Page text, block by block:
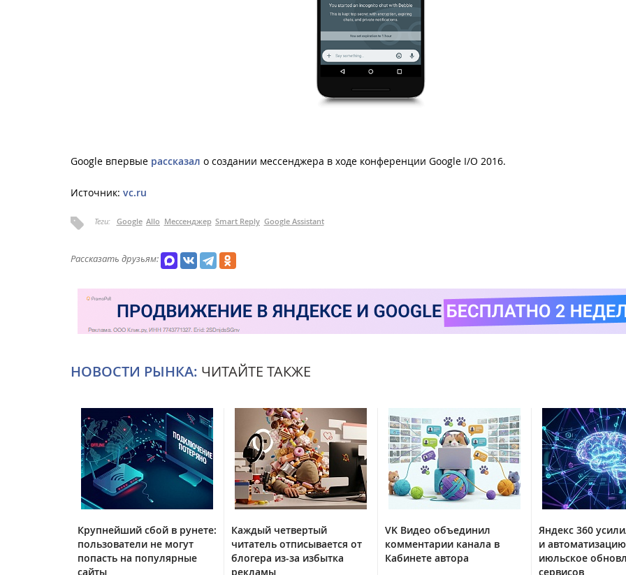
Google впервые рассказал о создании мессенджера в ходе конференции Google I/O 2016.
Источник: vc.ru
Теги: Google Allo Мессенджер Smart Reply Google Assistant
Рассказать друзьям:
НОВОСТИ РЫНКА: ЧИТАЙТЕ ТАКЖЕ
Крупнейший сбой в рунете:
пользователи не могут
попасть на популярные
сайты
Каждый четвертый
читатель отписывается от
блогера из-за избытка
рекламы
VK Видео объединил
комментарии канала в
Кабинете автора
Яндекс 360
и
июльское
сервисов